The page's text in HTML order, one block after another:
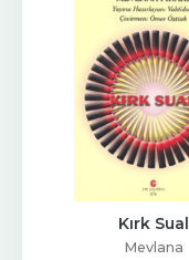
Kırk Sual
Mevlana